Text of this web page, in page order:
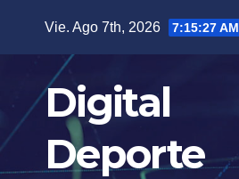
contenido
Vie. Ago 7th, 2026 7:15:28 AM
Digital
Deporte